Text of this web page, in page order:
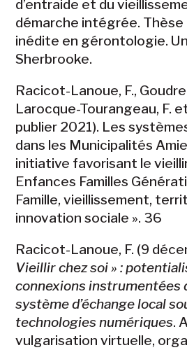
d’entraide et du
démarche intégrée.
inédite en gérontologie.
Sherbrooke.
Racicot-Lanoue, F.,
Larocque-Tourangeau, F.
publier 2021). Les
dans les Municipalités
initiative favorisant le
Enfances Familles
Famille, vieillissement,
innovation sociale ». 36
Racicot-Lanoue, F. (9
Vieillir chez soi » :
connexions instrumentées
système d’échange local
technologies numériques.
vulgarisation virtuelle,